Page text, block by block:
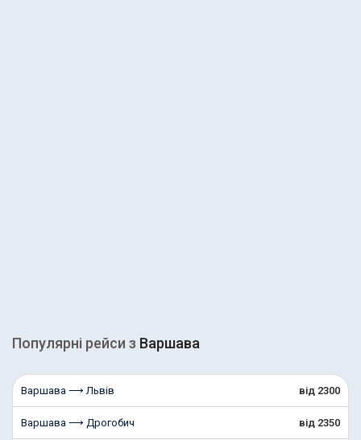
Популярні рейcи з Варшава
Варшава ⟶ Львів від 2300
Варшава ⟶ Дрогобич від 2350